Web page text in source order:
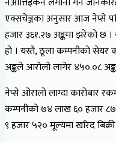
एक्सचेञ्जका अनुसार आज नेप्से
हजार ३६१.२७ अङ्कमा झरेको छ
हो । यस्तै, ठूला कम्पनीको सेयर
अङ्कले आरोलो लागेर ४५०.०८
नेप्से ओरालो लाग्दा कारोबार
कम्पनीको ७४ लाख ६० हजार
९ हजार ५२० मूल्यमा खरिद